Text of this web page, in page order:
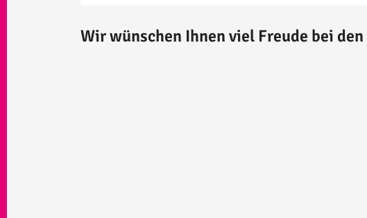
Wir wünschen Ihnen viel Freude bei